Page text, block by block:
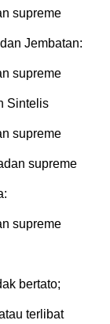
supreme
Jembatan:
supreme
Sintelis
supreme
supreme
supreme
bertato;
terlibat